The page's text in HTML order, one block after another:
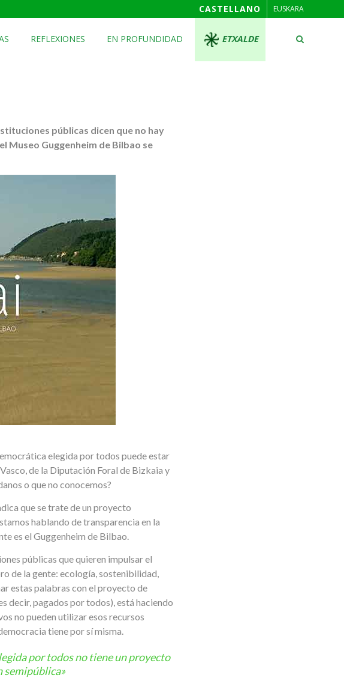
CASTELLANO EUSKARA
REFLEXIONES EN PROFUNDIDAD ETXALDE
públicas dicen que no hay
Museo Guggenheim de Bilbao se
elegida por todos puede estar
de la Diputación Foral de Bizkaia y
o que no conocemos?
que se trate de un proyecto
hablando de transparencia en la
es el Guggenheim de Bilbao.
públicas que quieren impulsar el
de la gente: ecología, sostenibilidad,
estas palabras con el proyecto de
decir, pagados por todos), está haciendo
no pueden utilizar esos recursos
tiene por sí misma.
por todos no tiene un proyecto
semipública»